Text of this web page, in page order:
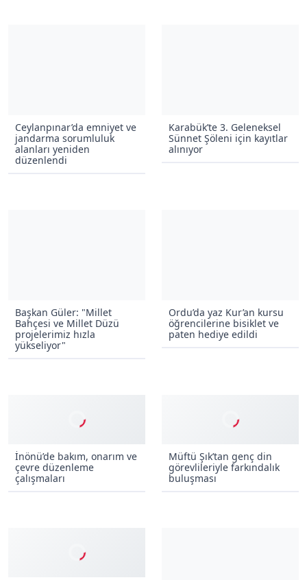
Ceylanpınar’da emniyet ve
jandarma sorumluluk
alanları yeniden
düzenlendi
Karabük’te 3. Geleneksel
Sünnet Şöleni için kayıtlar
alınıyor
Başkan Güler: "Millet
Bahçesi ve Millet Düzü
projelerimiz hızla
yükseliyor"
Ordu’da yaz Kur’an kursu
öğrencilerine bisiklet ve
paten hediye edildi
İnönü’de bakım, onarım ve
çevre düzenleme
çalışmaları
Müftü Şık’tan genç din
görevlileriyle farkındalık
buluşması